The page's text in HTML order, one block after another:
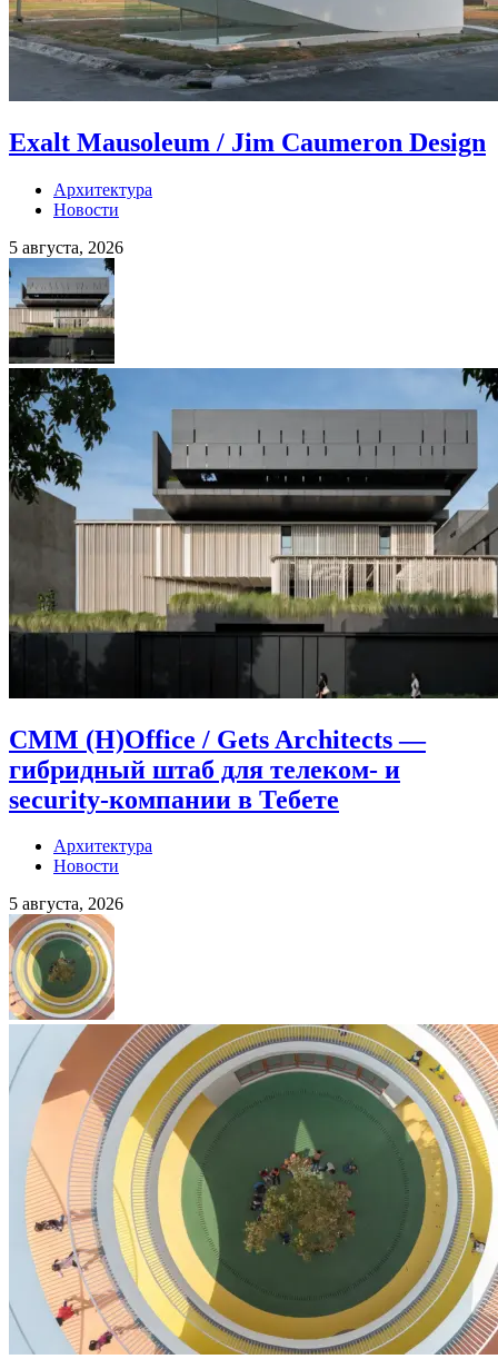
Exalt Mausoleum / Jim Caumeron Design
Архитектура
Новости
5 августа, 2026
CMM (H)Office / Gets Architects —
гибридный штаб для телеком- и
security-компании в Тебете
Архитектура
Новости
5 августа, 2026